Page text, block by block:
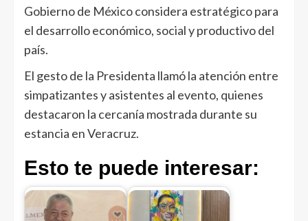
Gobierno de México considera estratégico para
el desarrollo económico, social y productivo del
país.
El gesto de la Presidenta llamó la atención entre
simpatizantes y asistentes al evento, quienes
destacaron la cercanía mostrada durante su
estancia en Veracruz.
Esto te puede interesar: